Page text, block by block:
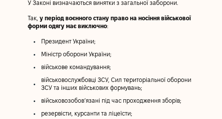
У Законі визначаються винятки з загальної заборони.
Так, у період воєнного стану право на носіння військової
форми одягу має виключно:
Президент України;
Міністр оборони України;
військове командування;
військовослужбовці ЗСУ, Сил територіальної оборони
ЗСУ та інших військових формувань;
військовозобов’язані під час проходження зборів;
резервісти, курсанти та ліцеїсти;